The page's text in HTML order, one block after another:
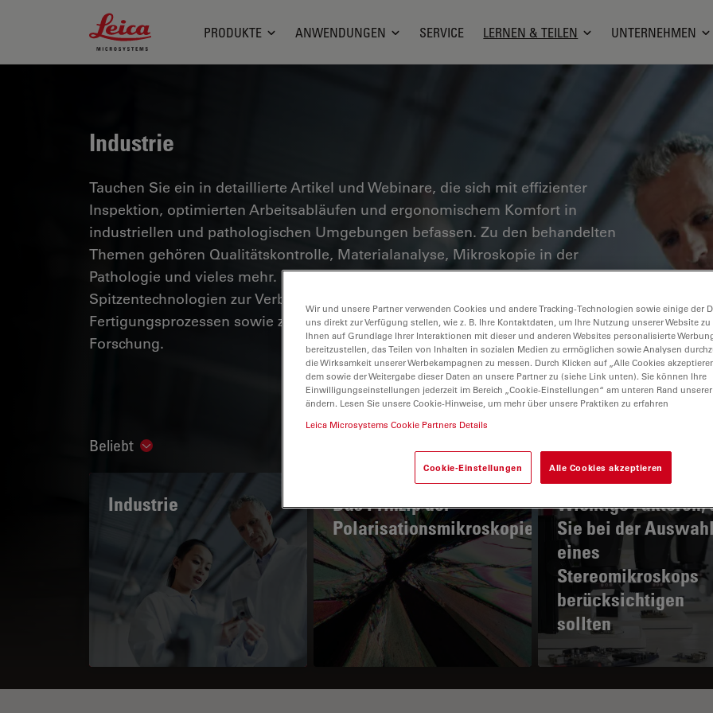
Leica Microsystems Logo
PRODUKTE ANWENDUNGEN SERVICE LERNEN & TEILEN UNTERNEHMEN
Industrie
Tauchen Sie ein in detaillierte Artikel und Webinare, die sich mit effizienter
Inspektion, optimierten Arbeitsabläufen und ergonomischem Komfort in
industriellen und pathologischen Umgebungen befassen. Zu den behandelten
Themen gehören Qualitätskontrolle, Materialanalyse, Mikroskopie in der
Pathologie und vieles mehr. Sie erhalten wertvolle Einblicke in den Einsatz von
Spitzentechnologien zur Verbesserung der Präzision und Effizienz von
Fertigungsprozessen sowie zur präzisen pathologischen Diagnose und
Forschung.
Beliebt Show subnavigation
Industrie
Das Prinzip der
Polarisationsmikroskopie
Wichtige Faktoren,
Sie bei der
eines
Stereomikroskops
berücksichtigen
sollten
Wir und unsere Partner verwenden Cookies und andere Tracking-Technologien sowie einige der
uns direkt zur Verfügung stellen, wie z. B. Ihre Kontaktdaten, um Ihre Nutzung unserer Website
Ihnen auf Grundlage Ihrer Interaktionen mit dieser und anderen Websites personalisierte
bereitzustellen, das Teilen von Inhalten in sozialen Medien zu ermöglichen sowie Analysen
die Wirksamkeit unserer Werbekampagnen zu messen. Durch Klicken auf „Alle Cookies
dem sowie der Weitergabe dieser Daten an unsere Partner zu (siehe Link unten). Sie können Ihre
Einwilligungseinstellungen jederzeit im Bereich „Cookie-Einstellungen“ am unteren Rand
ändern. Lesen Sie unsere Cookie-Hinweise, um mehr über unsere Praktiken zu erfahren
Leica Microsystems Cookie Partners Details
Cookie-Einstellungen Alle Cookies akzeptieren